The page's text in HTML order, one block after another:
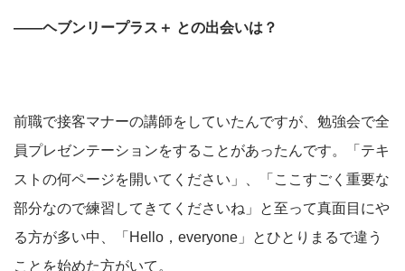
――ヘブンリープラス＋ との出会いは？
前職で接客マナーの講師をしていたんですが、勉強会で全
員プレゼンテーションをすることがあったんです。「テキ
ストの何ページを開いてください」、「ここすごく重要な
部分なので練習してきてくださいね」と至って真面目にや
る方が多い中、「Hello，everyone」とひとりまるで違う
ことを始めた方がいて。